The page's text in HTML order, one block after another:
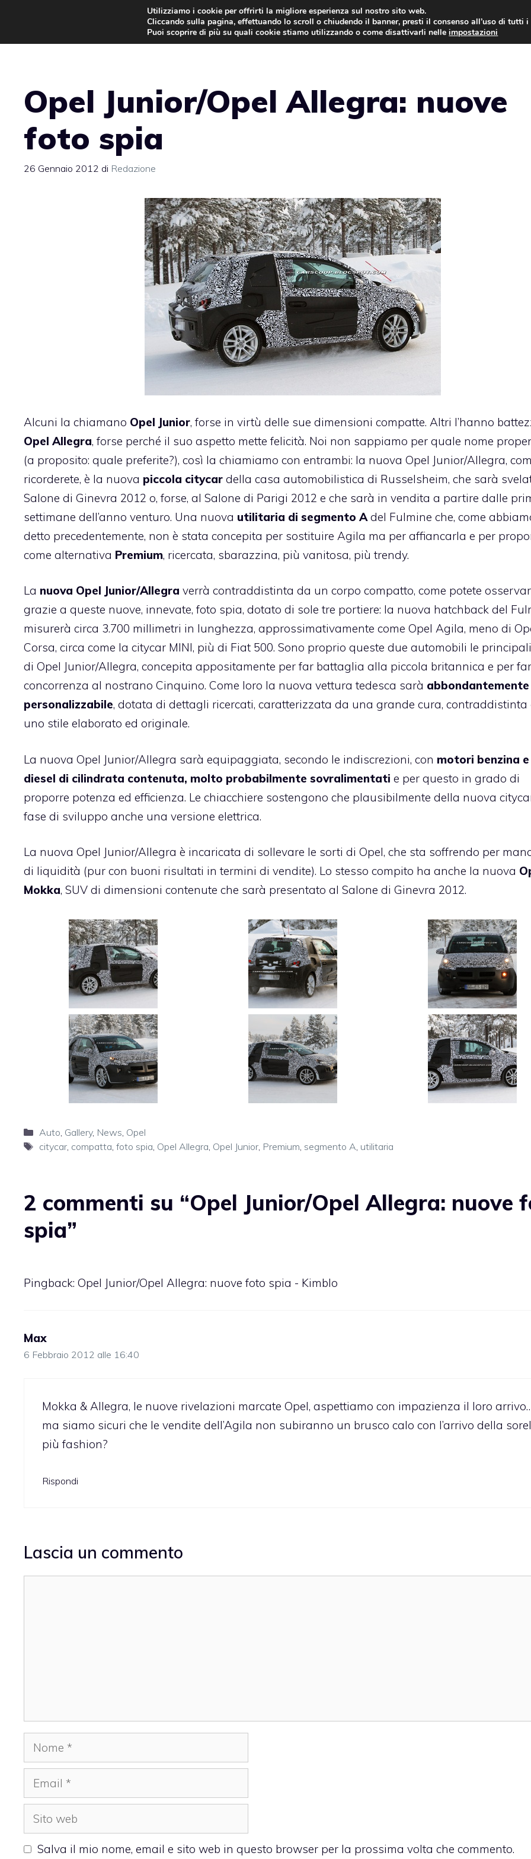
contenuto
AUTO NEWS
Opel Junior/Opel Allegra: nuove
foto spia
26 Gennaio 2012 di Redazione
Alcuni la chiamano Opel Junior, forse in virtù delle sue dimensioni compatte. Altri l’hanno
Opel Allegra, forse perché il suo aspetto mette felicità. Noi non sappiamo per quale nome
(a proposito: quale preferite?), così la chiamiamo con entrambi: la nuova Opel Junior/Allegra,
ricorderete, è la nuova piccola citycar della casa automobilistica di Russelsheim, che sarà
Salone di Ginevra 2012 o, forse, al Salone di Parigi 2012 e che sarà in vendita a partire dalle
settimane dell’anno venturo. Una nuova utilitaria di segmento A del Fulmine che, come
detto precedentemente, non è stata concepita per sostituire Agila ma per affiancarla e per
come alternativa Premium, ricercata, sbarazzina, più vanitosa, più trendy.
La nuova Opel Junior/Allegra verrà contraddistinta da un corpo compatto, come potete
grazie a queste nuove, innevate, foto spia, dotato di sole tre portiere: la nuova hatchback del
misurerà circa 3.700 millimetri in lunghezza, approssimativamente come Opel Agila, meno di
Corsa, circa come la citycar MINI, più di Fiat 500. Sono proprio queste due automobili le
di Opel Junior/Allegra, concepita appositamente per far battaglia alla piccola britannica e per
concorrenza al nostrano Cinquino. Come loro la nuova vettura tedesca sarà abbondantemente
personalizzabile, dotata di dettagli ricercati, caratterizzata da una grande cura, contraddistinta
uno stile elaborato ed originale.
La nuova Opel Junior/Allegra sarà equipaggiata, secondo le indiscrezioni, con motori benzina e
diesel di cilindrata contenuta, molto probabilmente sovralimentati e per questo in grado di
proporre potenza ed efficienza. Le chiacchiere sostengono che plausibilmente della nuova
fase di sviluppo anche una versione elettrica.
La nuova Opel Junior/Allegra è incaricata di sollevare le sorti di Opel, che sta soffrendo per
di liquidità (pur con buoni risultati in termini di vendite). Lo stesso compito ha anche la nuova
Mokka, SUV di dimensioni contenute che sarà presentato al Salone di Ginevra 2012.
Categorie
Auto Gallery, News Opel
Tag
citycar, compatta foto spia Opel Allegra Opel Junior, Premium segmento A utilitaria
2 commenti su “Opel Junior/Opel Allegra: nuove
spia”
Pingback: Opel Junior/Opel Allegra: nuove foto spia - Kimblo
Max
6 Febbraio 2012 alle 16:40
Mokka & Allegra, le nuove rivelazioni marcate Opel, aspettiamo con impazienza il loro
ma siamo sicuri che le vendite dell’Agila non subiranno un brusco calo con l’arrivo della
più fashion?
Rispondi
Lascia un commento
Nome
Email
Sito
web
Salva il mio nome, email e sito web in questo browser per la prossima volta che commento.
Utilizziamo i cookie per offrirti la migliore esperienza sul nostro sito web.
Cliccando sulla pagina, effettuando lo scroll o chiudendo il banner, presti il consenso all’uso di tutti
Puoi scoprire di più su quali cookie stiamo utilizzando o come disattivarli nelleimpostazioni